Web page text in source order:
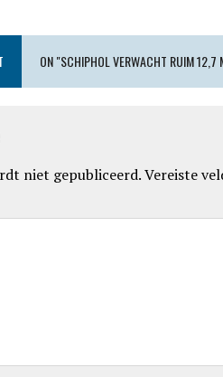
ON "SCHIPHOL VERWACHT RUIM 12,7
niet gepubliceerd.Vereiste